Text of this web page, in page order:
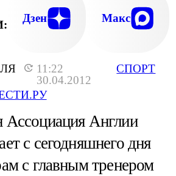
11:22
30.04.2012
СПОРТ
Дзен Макс
Ассоциация Англии
с сегодняшнего дня
с главным тренером